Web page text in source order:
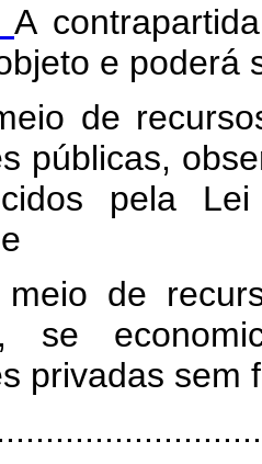
A
e poderá
de
públicas,
pela
de
se
privadas sem